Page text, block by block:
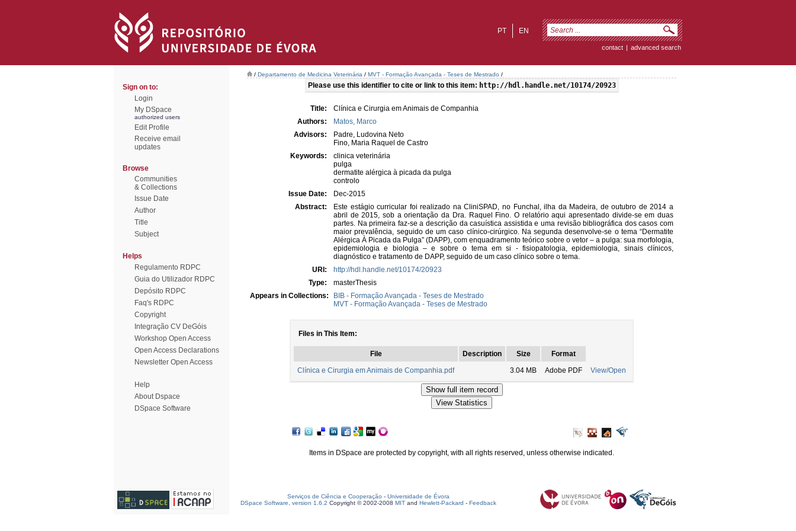
EN
PT
contact | advanced search
Sign on to:
Login
My DSpace
authorized users
Edit Profile
Receive email
updates
Browse
Communities
& Collections
Issue Date
Author
Title
Subject
Helps
Regulamento RDPC
Guia do Utilizador RDPC
Depósito RDPC
Faq's RDPC
Copyright
Integração CV DeGóis
Workshop Open Access
Open Access Declarations
Newsletter Open Access
Help
About Dspace
DSpace Software
/ Departamento de Medicina Veterinária / MVT - Formação Avançada - Teses de Mestrado /
Please use this identifier to cite or link to this item: http://hdl.handle.net/10174/20923
Title:
Clínica e Cirurgia em Animais de Companhia
Authors:
Matos, Marco
Advisors:
Padre, Ludovina Neto
Fino, Maria Raquel de Castro
Keywords:
clinica veterinária
pulga
dermatite alérgica à picada da pulga
controlo
Issue Date:
Dec-2015
Abstract:
Este estágio curricular foi realizado na CliniSPAD, no Funchal, ilha da Madeira, de outubro de 2014 a
abril de 2015, sob a orientação da Dra. Raquel Fino. O relatório aqui apresentado divide-se em duas
partes. Na primeira faz-se a descrição da casuística assistida e uma revisão bibliográfica dos casos com
maior prevalência, seguido de um caso clínico-cirúrgico. Na segunda desenvolve-se o tema “Dermatite
Alérgica À Picada da Pulga” (DAPP), com enquadramento teórico sobre o vetor – a pulga: sua morfologia,
epidemiologia e biologia – e sobre o tema em si - fisiopatologia, epidemiologia, sinais clínicos,
diagnóstico e tratamento de DAPP, seguido de um caso clínico sobre o tema.
URI:
http://hdl.handle.net/10174/20923
Type:
masterThesis
Appears in Collections:
BIB - Formação Avançada - Teses de Mestrado
MVT - Formação Avançada - Teses de Mestrado
Files in This Item:
File Description Size
Format
Clínica e Cirurgia em Animais de Companhia.pdf
3.04 MB Adobe PDF View/Open
Items in DSpace are protected by copyright, with all rights reserved, unless otherwise indicated.
Serviços de Ciência e Cooperação - Universidade de Évora
DSpace Software, version 1.6.2 Copyright © 2002-2008 MIT and Hewlett-Packard - Feedback